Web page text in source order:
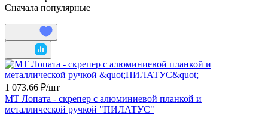
Сначала популярные
1 073.66 ₽/шт
МТ Лопата - скрепер с алюминиевой планкой и
металлической ручкой "ПИЛАТУС"